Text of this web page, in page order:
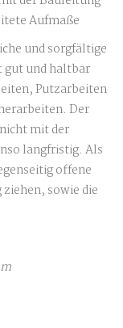
Aufmaße
und sorgfältige
gut und haltbar
Putzarbeiten
Der
mit der
langfristig. Als
offene
sowie die